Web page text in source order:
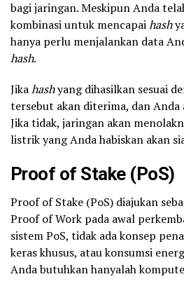
bagi jaringan. Meskipun Anda
kombinasi untuk mencapaihash
hanya perlu menjalankan data
hash.
Jikahashyang dihasilkan sesuai
tersebut akan diterima, dan Anda
Jika tidak, jaringan akan
listrik yang Anda habiskan akan
Proof of Stake (PoS)
Proof of Stake (PoS) diajukan
Proof of Work pada awal
sistem PoS, tidak ada konsep
keras khusus, atau konsumsi
Anda butuhkan hanyalah